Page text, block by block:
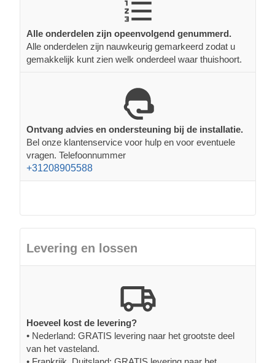
Alle onderdelen zijn opeenvolgend genummerd.
Alle onderdelen zijn nauwkeurig gemarkeerd zodat u
gemakkelijk kunt zien welk onderdeel waar thuishoort.
Ontvang advies en ondersteuning bij de installatie.
Bel onze klantenservice voor hulp en voor eventuele
vragen. Telefoonnummer
+31208905588
Levering en lossen
Hoeveel kost de levering?
• Nederland: GRATIS levering naar het grootste deel
van het vasteland.